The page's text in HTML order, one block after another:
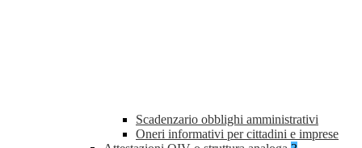
Scadenzario obblighi amministrativi
Oneri informativi per cittadini e imprese